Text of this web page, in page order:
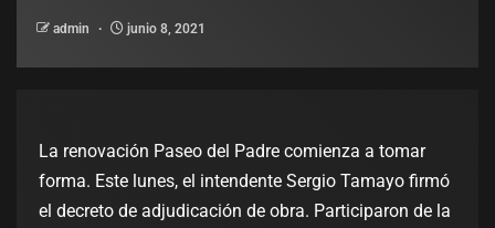
admin junio 8, 2021
La renovación Paseo del Padre comienza a tomar
forma. Este lunes, el intendente Sergio Tamayo firmó
el decreto de adjudicación de obra. Participaron de la